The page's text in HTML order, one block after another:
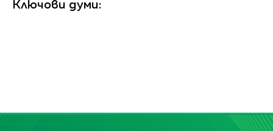
Ключови думи: